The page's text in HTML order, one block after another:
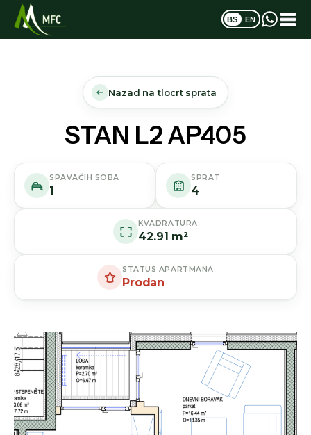
BS EN
Nazad na tlocrt sprata
STAN L2 AP405
KVADRATURA
42.91 m²
SPAVAĆIH SOBA
1
SPRAT
4
STATUS APARTMANA
Prodan